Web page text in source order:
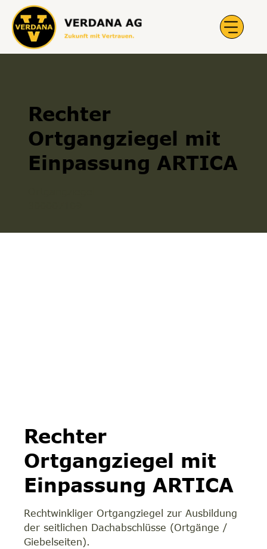
Rechter
Ortgangziegel mit
Einpassung ARTICA
Rechter
Ortgangziegel mit
Einpassung ARTICA
Rechtwinkliger Ortgangziegel zur Ausbildung
der seitlichen Dachabschlüsse (Ortgänge /
Giebelseiten).